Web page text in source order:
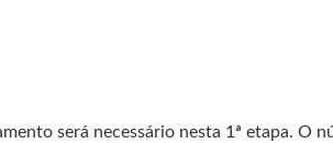
será necessário nesta 1ª etapa. O